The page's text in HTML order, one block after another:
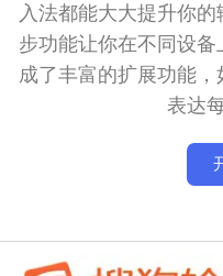
入法都能大大提升你
步功能让你在不同设
成了丰富的扩展功能
表达